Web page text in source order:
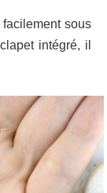
sous
intégré, il